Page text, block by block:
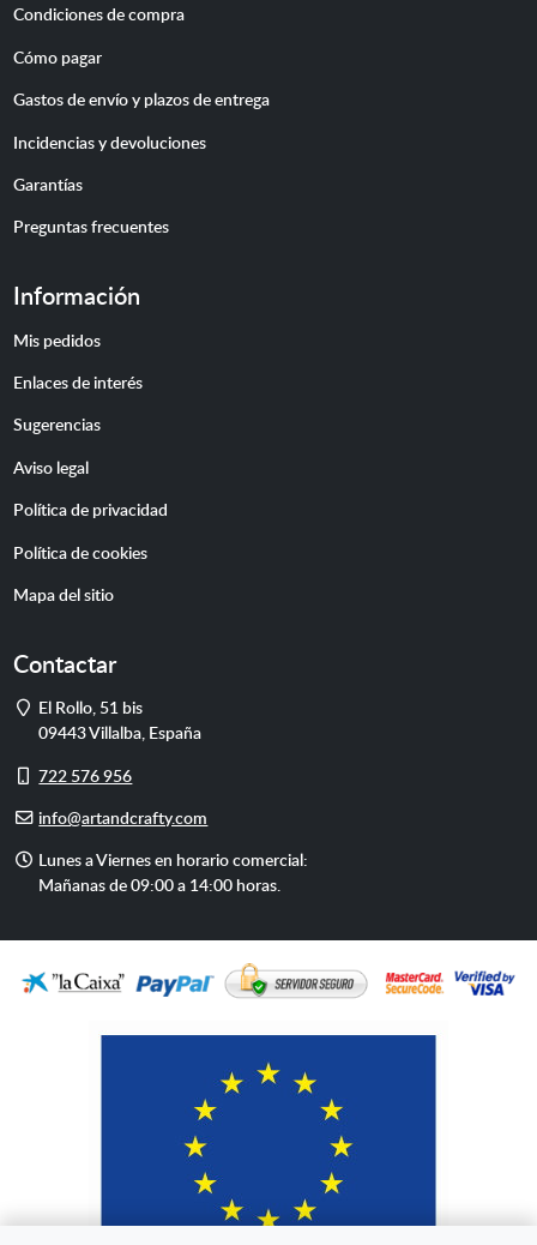
Condiciones de compra
Cómo pagar
Gastos de envío y plazos de entrega
Incidencias y devoluciones
Garantías
Preguntas frecuentes
Información
Mis pedidos
Enlaces de interés
Sugerencias
Aviso legal
Política de privacidad
Política de cookies
Mapa del sitio
Contactar
Dirección
El Rollo, 51 bis
09443Villalba, España
Móvil
722 576 956
E-info@artandcrafty.com
Horario
de
Lunes a Viernes en horario comercial:
Mañanas de 09:00 a 14:00 horas.